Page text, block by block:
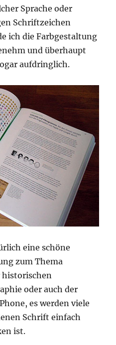
Sprache oder
Schriftzeichen
ich die Farbgestaltung
und überhaupt
aufdringlich.
eine schöne
zum Thema
oder auch der
es werden viele
Schrift einfach
ist.